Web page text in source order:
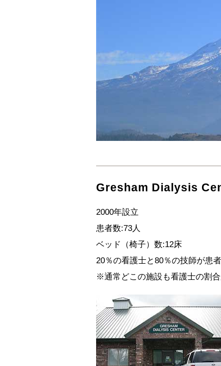
Gresham Dialysis
2000年設立
患者数:73人
ベッド（椅子）数:12床
20％の看護士と80％の技師が患
※通常どこの施設も看護士の割合